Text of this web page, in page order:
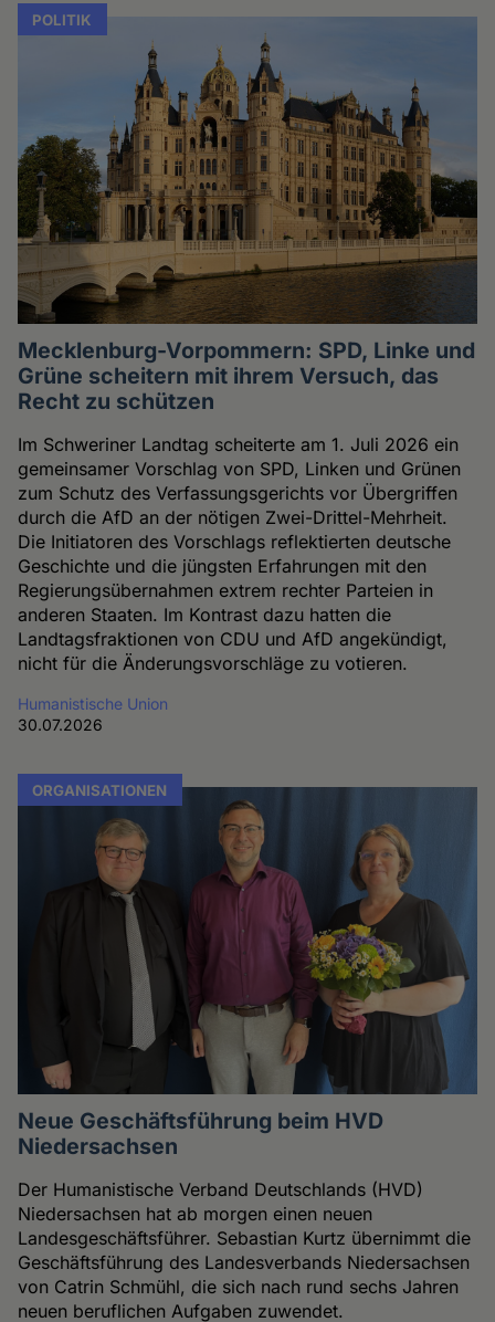
POLITIK
Mecklenburg-Vorpommern: SPD, Linke und
Grüne scheitern mit ihrem Versuch, das
Recht zu schützen
Im Schweriner Landtag scheiterte am 1. Juli 2026 ein
gemeinsamer Vorschlag von SPD, Linken und Grünen
zum Schutz des Verfassungsgerichts vor Übergriffen
durch die AfD an der nötigen Zwei-Drittel-Mehrheit.
Die Initiatoren des Vorschlags reflektierten deutsche
Geschichte und die jüngsten Erfahrungen mit den
Regierungsübernahmen extrem rechter Parteien in
anderen Staaten. Im Kontrast dazu hatten die
Landtagsfraktionen von CDU und AfD angekündigt,
nicht für die Änderungsvorschläge zu votieren.
Humanistische Union
30.07.2026
ORGANISATIONEN
Neue Geschäftsführung beim HVD
Niedersachsen
Der Humanistische Verband Deutschlands (HVD)
Niedersachsen hat ab morgen einen neuen
Landesgeschäftsführer. Sebastian Kurtz übernimmt die
Geschäftsführung des Landesverbands Niedersachsen
von Catrin Schmühl, die sich nach rund sechs Jahren
neuen beruflichen Aufgaben zuwendet.